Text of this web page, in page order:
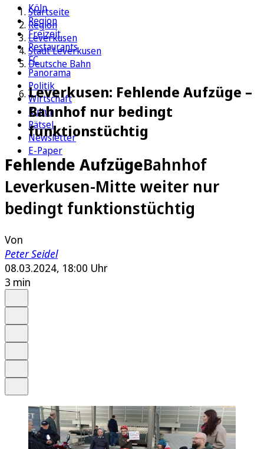
Köln
Region
Freizeit
Restaurants
FC
Panorama
Politik
Wirtschaft
Kultur
Rätsel
Newsletter
E-Paper
Startseite
Region
Leverkusen
Stadt Leverkusen
Deutsche Bahn
Leverkusen: Fehlende Aufzüge –
Bahnhof nur bedingt
funktionstüchtig
Fehlende AufzügeBahnhof
Leverkusen-Mitte weiter nur
bedingt funktionstüchtig
Von
Peter Seidel
08.03.2024, 18:00 Uhr
3 min